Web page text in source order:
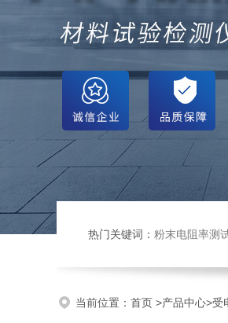
热门关键词： 粉末电阻率测试仪，四探
当前位置： 首页 >产品中心>受